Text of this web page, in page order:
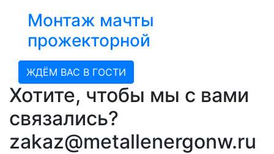
Монтаж мачты
прожекторной
ЖДЁМ ВАС В ГОСТИ
Хотите, чтобы мы с вами
связались?
zakaz@metallenergonw.ru